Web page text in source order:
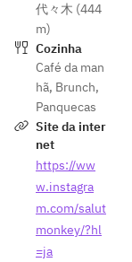
代々木 (444
m)
Cozinha
Café da man
hã, Brunch,
Panquecas
Site da inter
net
https://ww
w.instagra
m.com/salut
monkey/?hl
=ja